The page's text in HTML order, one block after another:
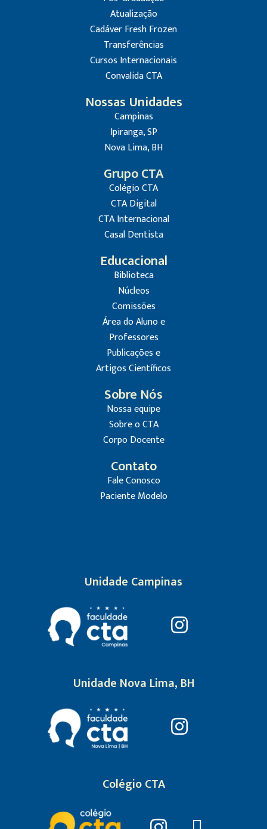
Atualização
Cadáver Fresh Frozen
Transferências
Cursos Internacionais
Convalida CTA
Nossas Unidades
Campinas
Ipiranga, SP
Nova Lima, BH
Grupo CTA
Colégio CTA
CTA Digital
CTA Internacional
Casal Dentista
Educacional
Biblioteca
Núcleos
Comissões
Área do Aluno e
Professores
Publicações e
Artigos Científicos
Sobre Nós
Nossa equipe
Sobre o CTA
Corpo Docente
Contato
Fale Conosco
Paciente Modelo
Unidade Campinas
Unidade Nova Lima, BH
Colégio CTA